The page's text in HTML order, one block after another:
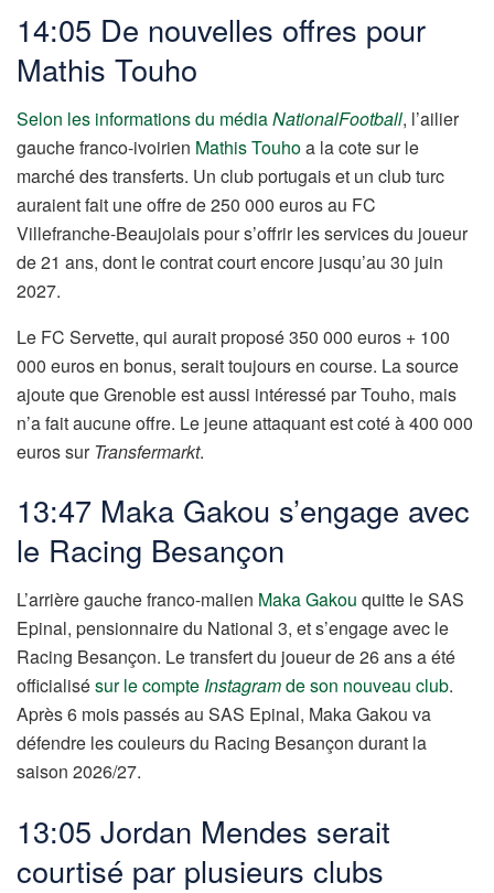
14:05 De nouvelles offres pour
Mathis Touho
Selon les informations du médiaNationalFootball, l’ailier
gauche franco-ivoirien Mathis Touhoa la cote sur le
marché des transferts. Un club portugais et un club turc
auraient fait une offre de 250 000 euros au FC
Villefranche-Beaujolais pour s’offrir les services du joueur
de 21 ans, dont le contrat court encore jusqu’au 30 juin
2027.
Le FC Servette, qui aurait proposé 350 000 euros + 100
000 euros en bonus, serait toujours en course. La source
ajoute que Grenoble est aussi intéressé par Touho, mais
n’a fait aucune offre. Le jeune attaquant est coté à 400 000
euros sur Transfermarkt.
13:47 Maka Gakou s’engage avec
le Racing Besançon
L’arrière gauche franco-malien Maka Gakou quitte le SAS
Epinal, pensionnaire du National 3, et s’engage avec le
Racing Besançon. Le transfert du joueur de 26 ans a été
officialisésur le compteInstagramde son nouveau club.
Après 6 mois passés au SAS Epinal, Maka Gakou va
défendre les couleurs du Racing Besançon durant la
saison 2026/27.
13:05 Jordan Mendes serait
courtisé par plusieurs clubs